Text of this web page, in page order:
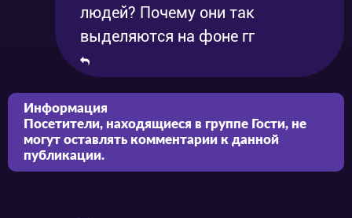
людей? Почему они так
выделяются на фоне гг
Информация
Посетители, находящиеся в группе Гости, не
могут оставлять комментарии к данной
публикации.